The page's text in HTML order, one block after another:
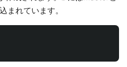
まれています。